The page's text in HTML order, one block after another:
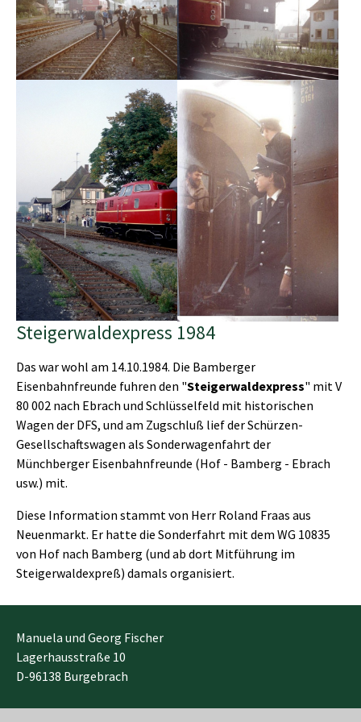
Steigerwaldexpress 1984
Das war wohl am 14.10.1984. Die Bamberger
Eisenbahnfreunde fuhren den "Steigerwaldexpress" mit V
80 002 nach Ebrach und Schlüsselfeld mit historischen
Wagen der DFS, und am Zugschluß lief der Schürzen-
Gesellschaftswagen als Sonderwagenfahrt der
Münchberger Eisenbahnfreunde (Hof - Bamberg - Ebrach
usw.) mit.
Diese Information stammt von Herr Roland Fraas aus
Neuenmarkt. Er hatte die Sonderfahrt mit dem WG 10835
von Hof nach Bamberg (und ab dort Mitführung im
Steigerwaldexpreß) damals organisiert.
Manuela und Georg Fischer
Lagerhausstraße 10
D-96138 Burgebrach